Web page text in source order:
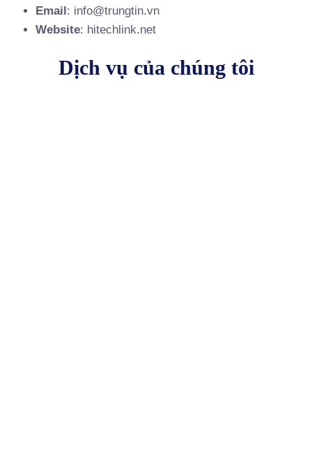
Email : info@trungtin.vn
Website: hitechlink.net
Dịch vụ của chúng tôi